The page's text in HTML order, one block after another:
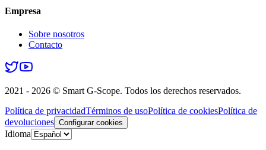
Empresa
Sobre nosotros
Contacto
2021 - 2026 © Smart G-Scope. Todos los derechos reservados.
Política de privacidadTérminos de usoPolítica de cookiesPolítica de
devoluciones Configurar cookies
Idioma